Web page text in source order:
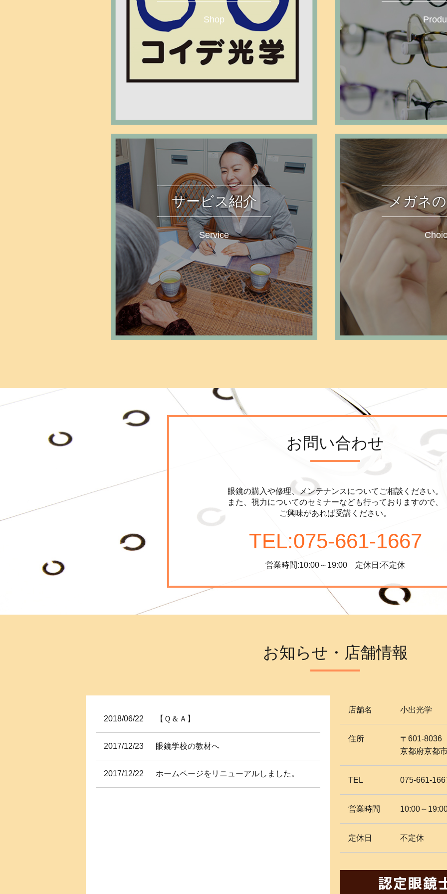
Shop
MORE
サービス紹介
Service
メガネ
お問い合わせ
眼鏡の購入や修理、メンテナンスについてご相談ください。
また、視力についてのセミナーなども行っておりますので、
ご興味があれば受講ください。
TEL:075-661-1667
営業時間:10:00～19:00 定休日:不定休
お知らせ・店舗情報
2018/06/22 【Ｑ＆Ａ】
2017/12/23 眼鏡学校の教材へ
2017/12/22 ホームページをリニューアルしました。
店舗名 小出光学
住所
〒601-8036
京都府京都
TEL 075-661-
営業時間 10:00～
定休日 不定休